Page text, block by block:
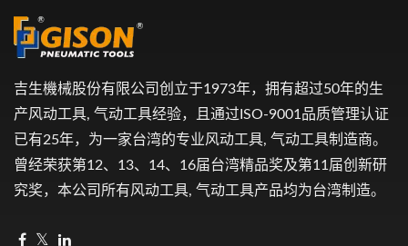
吉生機械股份有限公司创立于1973年，拥有超过50年的生
产风动工具, 气动工具经验，且通过ISO-9001品质管理认证
已有25年，为一家台湾的专业风动工具, 气动工具制造商。
曾经荣获第12、13、14、16届台湾精品奖及第11届创新研
究奖，本公司所有风动工具, 气动工具产品均为台湾制造。